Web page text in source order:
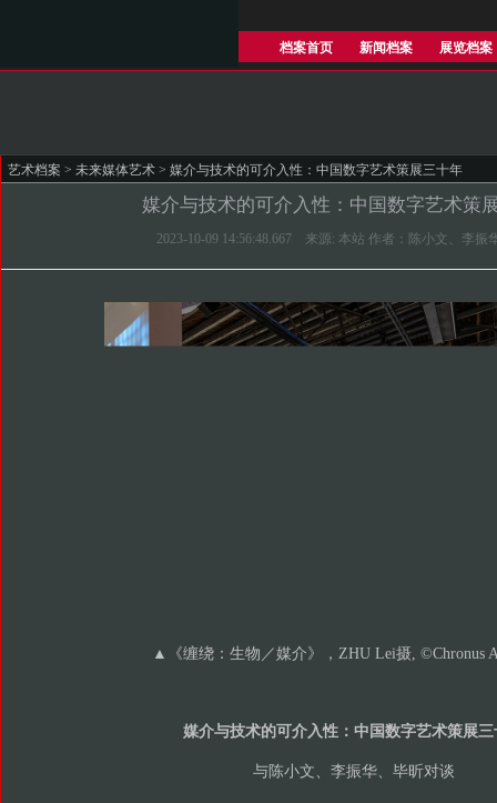
档案首页 新闻档案 展览档案
艺术档案 > 未来媒体艺术 > 媒介与技术的可介入性：中国数字艺术策展三十年
媒介与技术的可介入性：中国数字艺术策
2023-10-09 14:56:48.667 来源: 本站 作者：陈小文、李振
▲《缠绕：生物／媒介》，ZHU Lei摄, ©Chronus
媒介与技术的可介入性：中国数字艺术策展三
与陈小文、李振华、毕昕对谈